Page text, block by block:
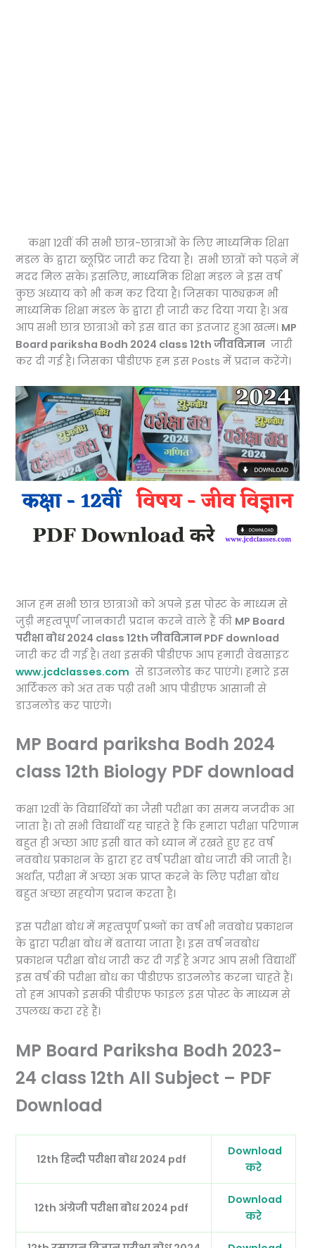
कक्षा 12वीं की सभी छात्र-छात्राओं के लिए माध्यमिक शिक्षा
मंडल के द्वारा ब्लूप्रिंट जारी कर दिया है। सभी छात्रों को पढ़ने में
मदद मिल सके। इसलिए, माध्यमिक शिक्षा मंडल ने इस वर्ष
कुछ अध्याय को भी कम कर दिया है। जिसका पाठ्यक्रम भी
माध्यमिक शिक्षा मंडल के द्वारा ही जारी कर दिया गया है। अब
आप सभी छात्र छात्राओं को इस बात का इंतजार हुआ खत्म। MP
Board pariksha Bodh 2024 class 12th जीवविज्ञान जारी
कर दी गई है। जिसका पीडीएफ हम इस Posts में प्रदान करेंगे।
आज हम सभी छात्र छात्राओं को अपने इस पोस्ट के माध्यम से
जुड़ी महत्वपूर्ण जानकारी प्रदान करने वाले हैं की MP Board
परीक्षा बोध 2024 class 12th जीवविज्ञान PDF download
जारी कर दी गई है। तथा इसकी पीडीएफ आप हमारी वेबसाइट
www.jcdclasses.com से डाउनलोड कर पाएंगे। हमारे इस
आर्टिकल को अंत तक पढ़ी तभी आप पीडीएफ आसानी से
डाउनलोड कर पाएंगे।
MP Board pariksha Bodh 2024
class 12th Biology PDF download
कक्षा 12वीं के विद्यार्थियों का जैसी परीक्षा का समय नजदीक आ
जाता है। तो सभी विद्यार्थी यह चाहते हैं कि हमारा परीक्षा परिणाम
बहुत ही अच्छा आए इसी बात को ध्यान में रखते हुए हर वर्ष
नवबोध प्रकाशन के द्वारा हर वर्ष परीक्षा बोध जारी की जाती है।
अर्थात, परीक्षा में अच्छा अंक प्राप्त करने के लिए परीक्षा बोध
बहुत अच्छा सहयोग प्रदान करता है।
इस परीक्षा बोध में महत्वपूर्ण प्रश्नों का वर्ष भी नवबोध प्रकाशन
के द्वारा परीक्षा बोध में बताया जाता है। इस वर्ष नवबोध
प्रकाशन परीक्षा बोध जारी कर दी गई है अगर आप सभी विद्यार्थी
इस वर्ष की परीक्षा बोध का पीडीएफ डाउनलोड करना चाहते हैं।
तो हम आपको इसकी पीडीएफ फाइल इस पोस्ट के माध्यम से
उपलब्ध करा रहे हैं।
MP Board Pariksha Bodh 2023-
24 class 12th All Subject – PDF
Download
12th हिन्दी परीक्षा बोध 2024 pdf
Download
करे
12th अंग्रेजी परीक्षा बोध 2024 pdf
Download
करे